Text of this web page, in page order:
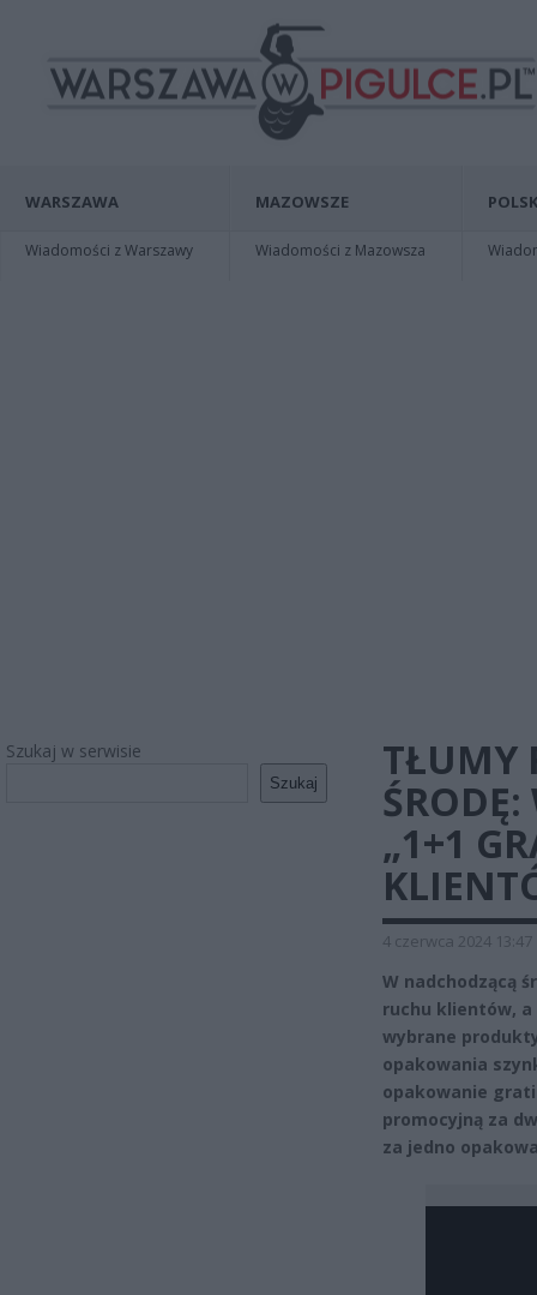
WARSZAWA
Wiadomości z Warszawy
MAZOWSZE
Wiadomości z Mazowsza
Szukaj w serwisie
Szukaj
TŁUMY
„1+1
4 czerwca 2024 13:47
W nadchodzącą
ruchu klientów,
wybrane
opakowania
opakowanie
promocyjną za
za jedno